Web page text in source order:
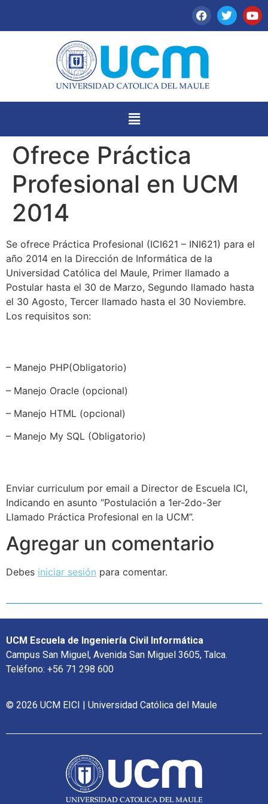
Ofrece Práctica
Profesional en UCM
2014
Se ofrece Práctica Profesional (ICI621 – INI621) para el
año 2014 en la Dirección de Informática de la
Universidad Católica del Maule, Primer llamado a
Postular hasta el 30 de Marzo, Segundo llamado hasta
el 30 Agosto, Tercer llamado hasta el 30 Noviembre.
Los requisitos son:
– Manejo PHP(Obligatorio)
– Manejo Oracle (opcional)
– Manejo HTML (opcional)
– Manejo My SQL (Obligatorio)
Enviar curriculum por email a Director de Escuela ICI,
Indicando en asunto “Postulación a 1er-2do-3er
Llamado Práctica Profesional en la UCM”.
Agregar un comentario
Debes iniciar sesión para comentar.
UCM Escuela de Ingeniería Civil Informática
Campus San Miguel, Avenida San Miguel 3605, Talca.
Teléfono: +56 71 298 600
© 2026 UCM EICI | Universidad Católica del Maule